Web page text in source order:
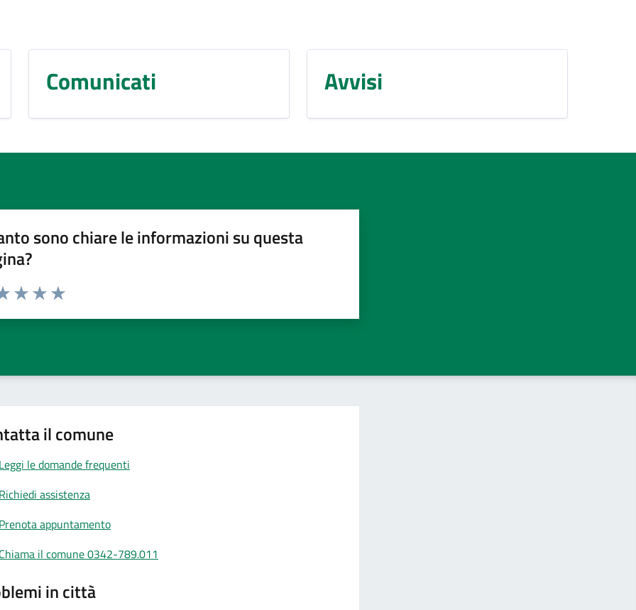
Comunicati Avvisi
sono chiare le informazioni su questa
1 a 5 stelle la pagina
il comune
le domande frequenti
assistenza
appuntamento
il comune 0342-789.011
in città